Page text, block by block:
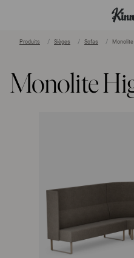
Produits Sièges Sofas Monolite
Monolite